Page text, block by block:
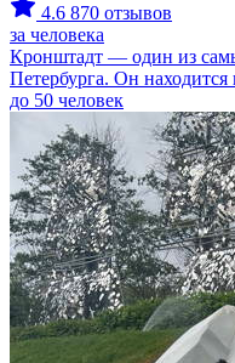
4.6 870 отзывов
за человека
Кронштадт — один из
Петербурга. Он
до 50 человек